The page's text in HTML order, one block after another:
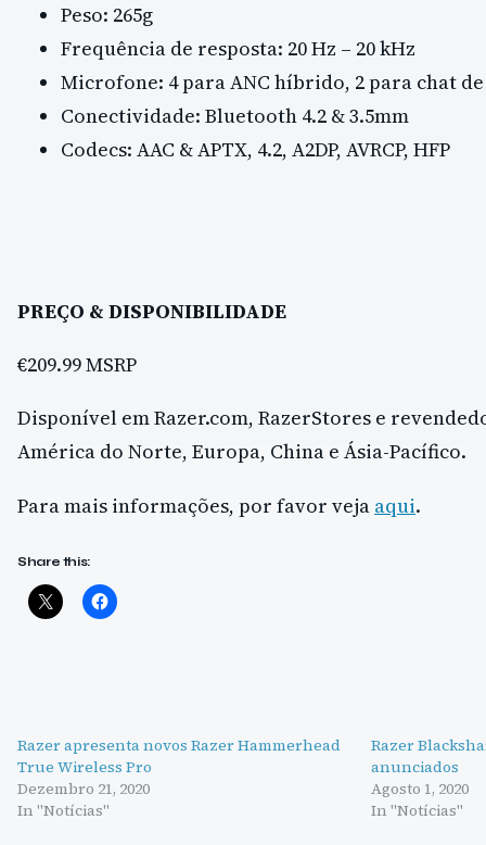
Peso: 265g
Frequência de resposta: 20 Hz – 20 kHz
Microfone: 4 para ANC híbrido, 2 para chat
Conectividade: Bluetooth 4.2 & 3.5mm
Codecs: AAC & APTX, 4.2, A2DP, AVRCP, HFP
PREÇO & DISPONIBILIDADE
€209.99 MSRP
Disponível em Razer.com, RazerStores e
América do Norte, Europa, China e Ásia-Pacífico.
Para mais informações, por favor veja aqui.
Share this:
Razer apresenta novos Razer Hammerhead
True Wireless Pro
Dezembro 21, 2020
In "Notícias"
Razer
anunciados
Agosto 1, 2020
In "Notícias"